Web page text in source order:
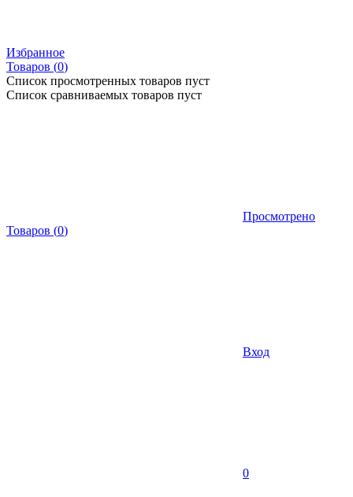
Избранное
Товаров (0)
Список просмотренных товаров пуст
Список сравниваемых товаров пуст
Просмотрено
Товаров (0)
Вход
0